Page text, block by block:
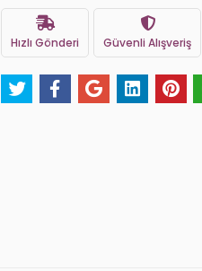
Hızlı Gönderi Güvenli Alışveriş